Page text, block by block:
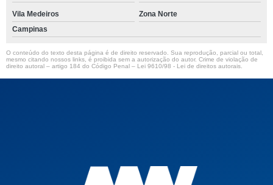
Vila Medeiros
Zona Norte
Campinas
O conteúdo do texto desta página é de direito reservado. Sua reprodução, parcial ou total,
mesmo citando nossos links, é proibida sem a autorização do autor. Crime de violação de
direito autoral – artigo 184 do Código Penal – Lei 9610/98 - Lei de direitos autorais.